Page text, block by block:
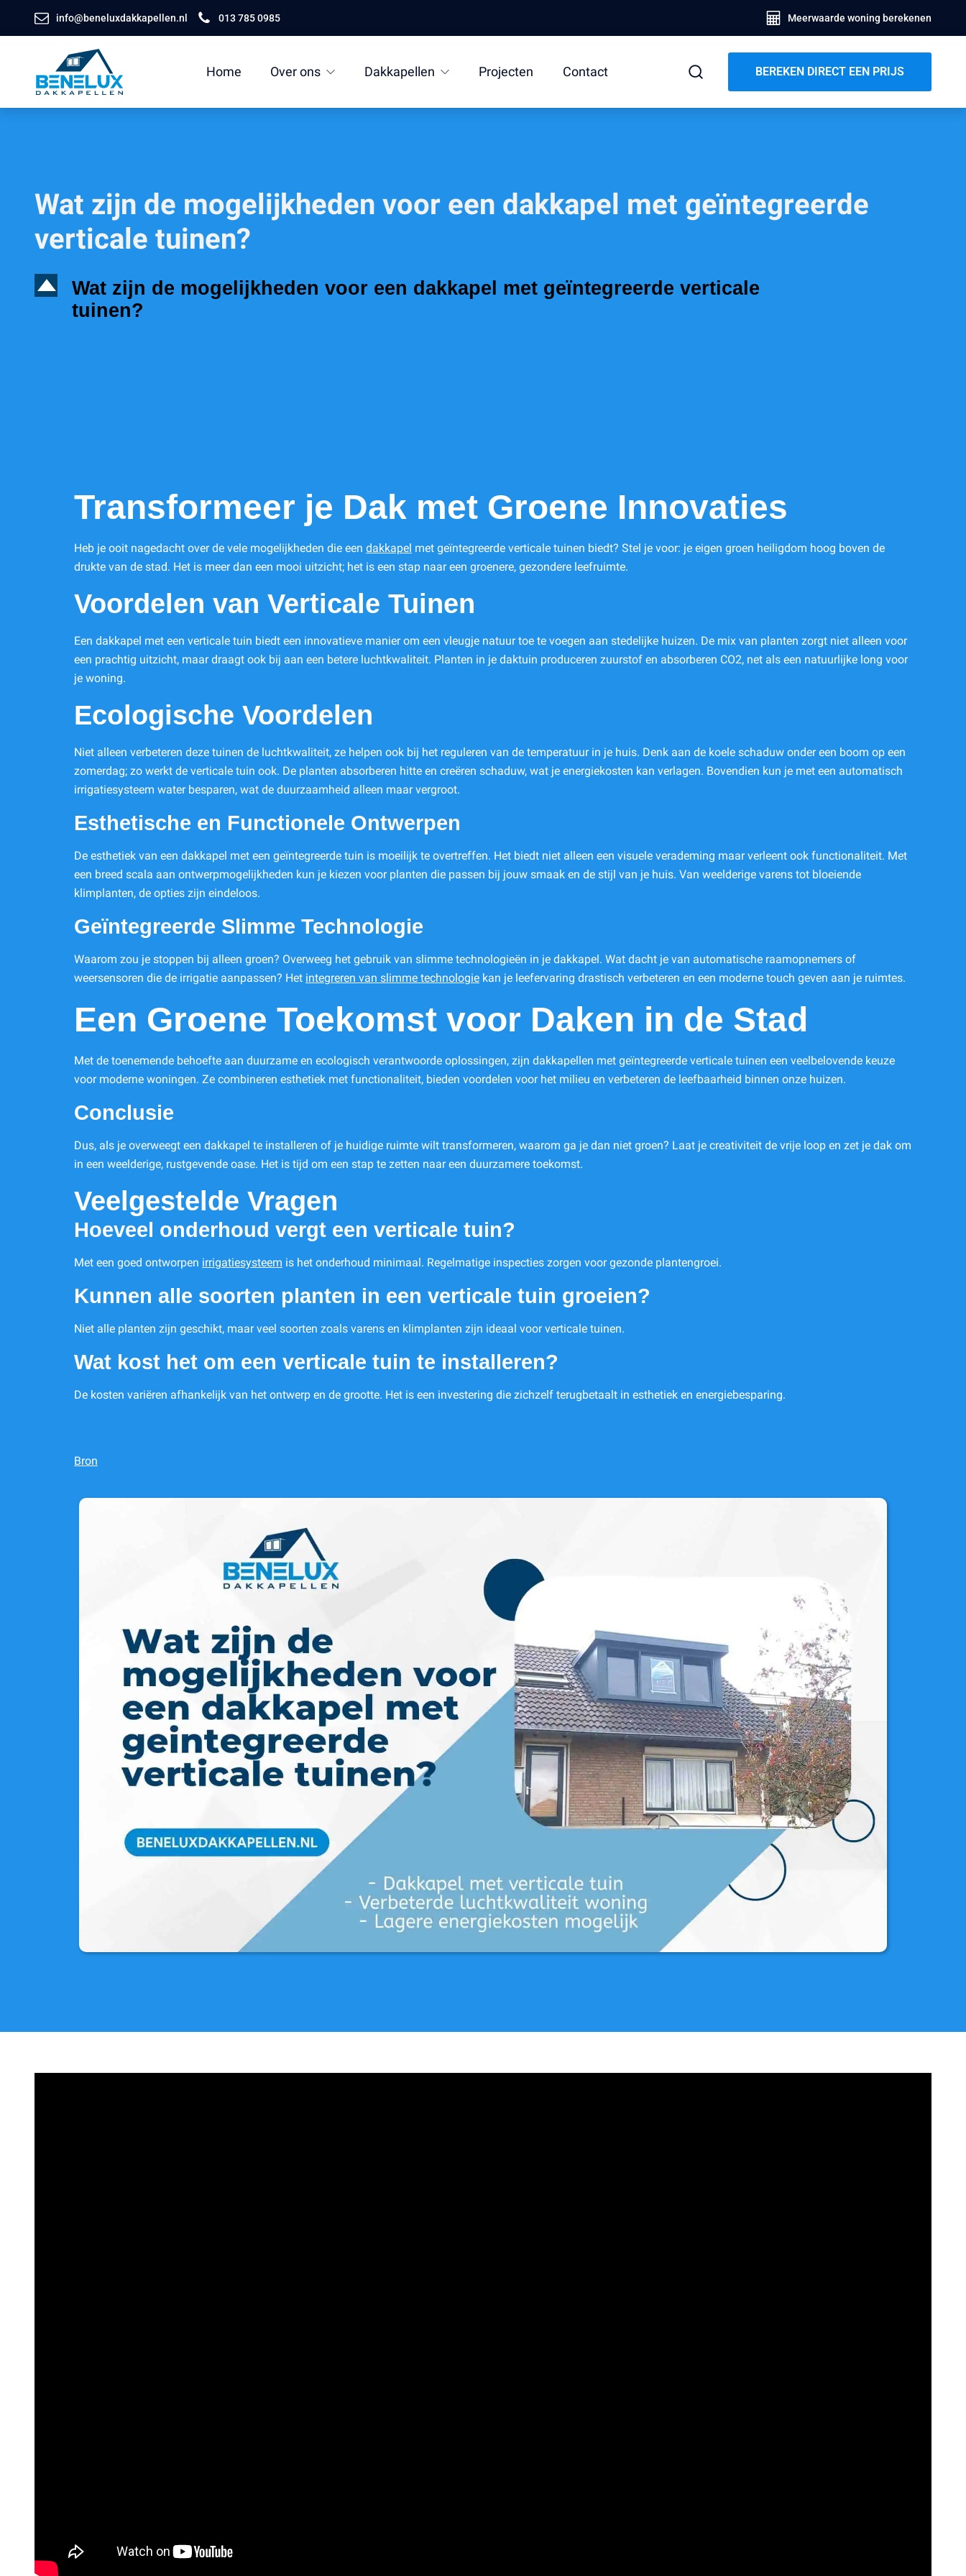
info@beneluxdakkapellen.nl 013 785 0985 Meerwaarde woning berekenen
Home Over ons Dakkapellen Projecten Contact BEREKEN DIRECT EEN PRIJS
Wat zijn de mogelijkheden voor een dakkapel met geïntegreerde
verticale tuinen?
D
Wat zijn de mogelijkheden voor een dakkapel met geïntegreerde verticale
tuinen?
Transformeer je Dak met Groene Innovaties
Heb je ooit nagedacht over de vele mogelijkheden die een dakkapel met geïntegreerde verticale tuinen biedt? Stel je voor: je eigen groen heiligdom hoog boven de
drukte van de stad. Het is meer dan een mooi uitzicht; het is een stap naar een groenere, gezondere leefruimte.
Voordelen van Verticale Tuinen
Een dakkapel met een verticale tuin biedt een innovatieve manier om een vleugje natuur toe te voegen aan stedelijke huizen. De mix van planten zorgt niet alleen voor
een prachtig uitzicht, maar draagt ook bij aan een betere luchtkwaliteit. Planten in je daktuin produceren zuurstof en absorberen CO2, net als een natuurlijke long voor
je woning.
Ecologische Voordelen
Niet alleen verbeteren deze tuinen de luchtkwaliteit, ze helpen ook bij het reguleren van de temperatuur in je huis. Denk aan de koele schaduw onder een boom op een
zomerdag; zo werkt de verticale tuin ook. De planten absorberen hitte en creëren schaduw, wat je energiekosten kan verlagen. Bovendien kun je met een automatisch
irrigatiesysteem water besparen, wat de duurzaamheid alleen maar vergroot.
Esthetische en Functionele Ontwerpen
De esthetiek van een dakkapel met een geïntegreerde tuin is moeilijk te overtreffen. Het biedt niet alleen een visuele verademing maar verleent ook functionaliteit. Met
een breed scala aan ontwerpmogelijkheden kun je kiezen voor planten die passen bij jouw smaak en de stijl van je huis. Van weelderige varens tot bloeiende
klimplanten, de opties zijn eindeloos.
Geïntegreerde Slimme Technologie
Waarom zou je stoppen bij alleen groen? Overweeg het gebruik van slimme technologieën in je dakkapel. Wat dacht je van automatische raamopnemers of
weersensoren die de irrigatie aanpassen? Het integreren van slimme technologie kan je leefervaring drastisch verbeteren en een moderne touch geven aan je ruimtes.
Een Groene Toekomst voor Daken in de Stad
Met de toenemende behoefte aan duurzame en ecologisch verantwoorde oplossingen, zijn dakkapellen met geïntegreerde verticale tuinen een veelbelovende keuze
voor moderne woningen. Ze combineren esthetiek met functionaliteit, bieden voordelen voor het milieu en verbeteren de leefbaarheid binnen onze huizen.
Conclusie
Dus, als je overweegt een dakkapel te installeren of je huidige ruimte wilt transformeren, waarom ga je dan niet groen? Laat je creativiteit de vrije loop en zet je dak om
in een weelderige, rustgevende oase. Het is tijd om een stap te zetten naar een duurzamere toekomst.
Veelgestelde Vragen
Hoeveel onderhoud vergt een verticale tuin?
Met een goed ontworpen irrigatiesysteem is het onderhoud minimaal. Regelmatige inspecties zorgen voor gezonde plantengroei.
Kunnen alle soorten planten in een verticale tuin groeien?
Niet alle planten zijn geschikt, maar veel soorten zoals varens en klimplanten zijn ideaal voor verticale tuinen.
Wat kost het om een verticale tuin te installeren?
De kosten variëren afhankelijk van het ontwerp en de grootte. Het is een investering die zichzelf terugbetaalt in esthetiek en energiebesparing.
Bron